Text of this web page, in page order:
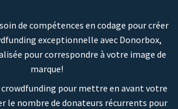
de compétences en codage pour créer
exceptionnelle avec Donorbox,
pour correspondre à votre image de
marque!
pour mettre en avant votre
le nombre de donateurs récurrents pour